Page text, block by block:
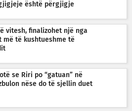
është përgjigje
vitesh, finalizohet një nga
më të kushtueshme të
se Riri po “gatuan” në
nëse do të sjellin duet